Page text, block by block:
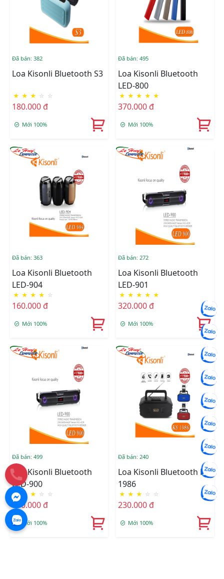
Đã bán: 382
Loa Kisonli Bluetooth S3
★ ★ ★ ☆ ☆
180.000 đ
Mới 100%
Đã bán: 495
Loa Kisonli Bluetooth
LED-800
★ ★ ★ ★ ★
370.000 đ
Mới 100%
Đã bán: 363
Loa Kisonli Bluetooth
LED-904
★ ★ ★ ★ ☆
160.000 đ
Mới 100%
Đã bán: 272
Loa Kisonli Bluetooth
LED-901
★ ★ ★ ★ ★
320.000 đ
Mới 100%
Đã bán: 499
Loa Kisonli Bluetooth
LED-900
★ ★ ★ ☆ ☆
410.000 đ
Mới 100%
Đã bán: 240
Loa Kisonli Bluetooth KS-
1986
★ ★ ★ ☆ ☆
230.000 đ
Mới 100%